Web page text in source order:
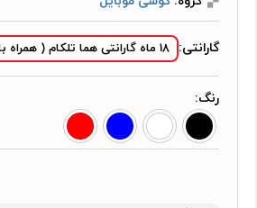
گارانتی: 18 ماه گارانتی هما تلکام ( همراه با کد رجیستری )
رنگ: